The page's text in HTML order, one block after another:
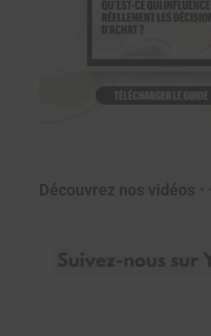
Découvrez nos vidéos